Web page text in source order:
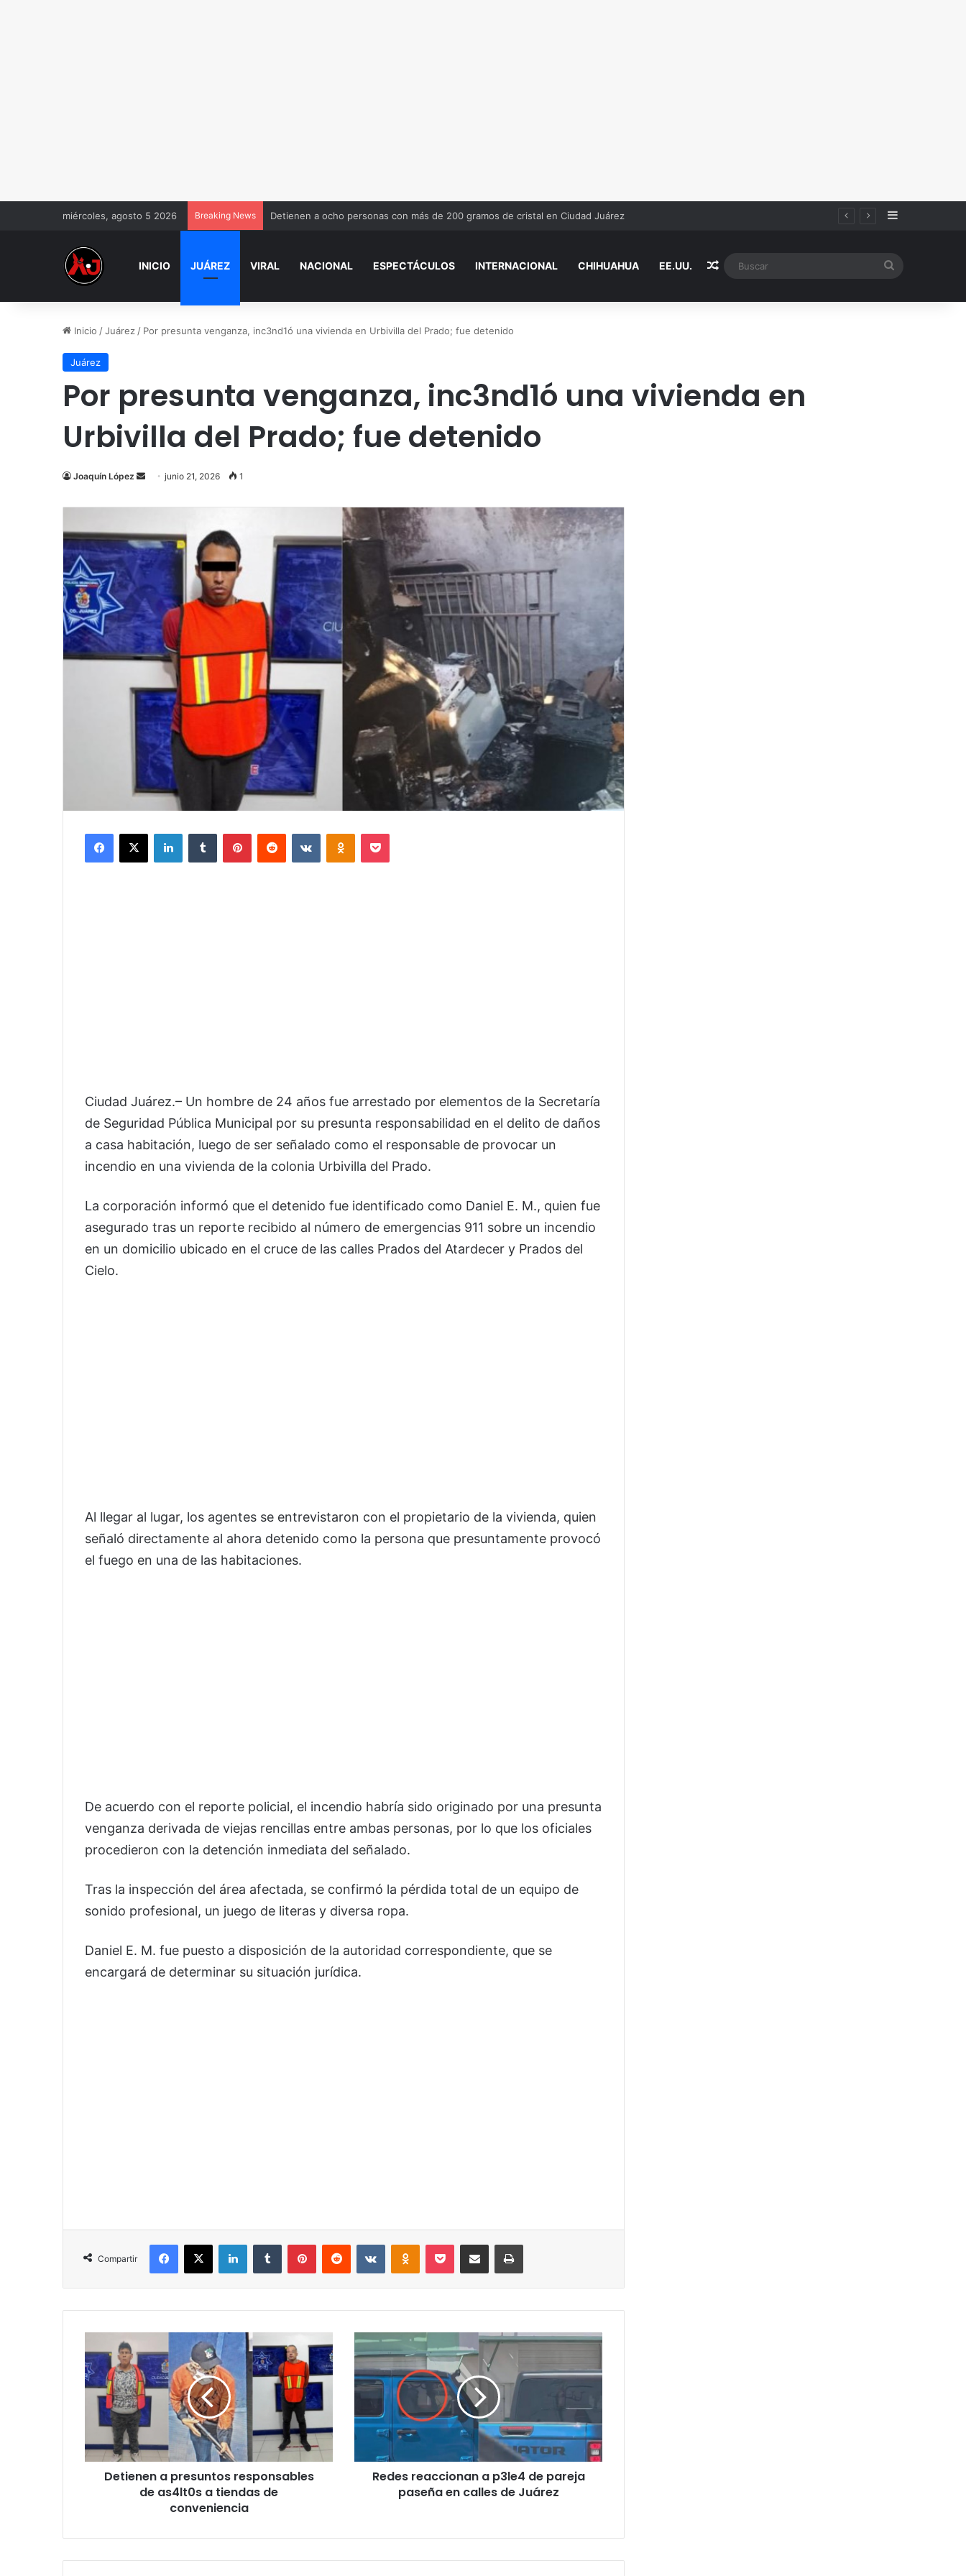
miércoles, agosto 5 2026 Breaking News Detienen a ocho personas con más de 200 gramos de cristal en Ciudad Juárez Sidebar
INICIO JUÁREZ VIRAL NACIONAL ESPECTÁCULOS INTERNACIONAL CHIHUAHUA EE.UU. Random Article
Inicio /Juárez / Por presunta venganza, inc3nd1ó una vivienda en Urbivilla del Prado; fue detenido
Juárez
Por presunta venganza, inc3nd1ó una vivienda en
Urbivilla del Prado; fue detenido
Joaquín López
Send
email
junio 21, 2026 1
Facebook
X LinkedInTumblr PinterestReddit VKontakteOdnoklassniki
Pocket
Ciudad Juárez.– Un hombre de 24 años fue arrestado por elementos de la Secretaría
de Seguridad Pública Municipal por su presunta responsabilidad en el delito de daños
a casa habitación, luego de ser señalado como el responsable de provocar un
incendio en una vivienda de la colonia Urbivilla del Prado.
La corporación informó que el detenido fue identificado como Daniel E. M., quien fue
asegurado tras un reporte recibido al número de emergencias 911 sobre un incendio
en un domicilio ubicado en el cruce de las calles Prados del Atardecer y Prados del
Cielo.
Al llegar al lugar, los agentes se entrevistaron con el propietario de la vivienda, quien
señaló directamente al ahora detenido como la persona que presuntamente provocó
el fuego en una de las habitaciones.
De acuerdo con el reporte policial, el incendio habría sido originado por una presunta
venganza derivada de viejas rencillas entre ambas personas, por lo que los oficiales
procedieron con la detención inmediata del señalado.
Tras la inspección del área afectada, se confirmó la pérdida total de un equipo de
sonido profesional, un juego de literas y diversa ropa.
Daniel E. M. fue puesto a disposición de la autoridad correspondiente, que se
encargará de determinar su situación jurídica.
Compartir
Facebook
X LinkedInTumblr PinterestReddit VKontakteOdnoklassniki
Pocket Share via Email Print
Detienen
a
presuntos
responsables
as4lt0s
tiendas
de
conveniencia
Detienen a presuntos responsables
de as4lt0s a tiendas de
conveniencia
Redes
reaccionan
a
p3le4
de
pareja
paseña
calles
Redes reaccionan a p3le4 de pareja
paseña en calles de Juárez